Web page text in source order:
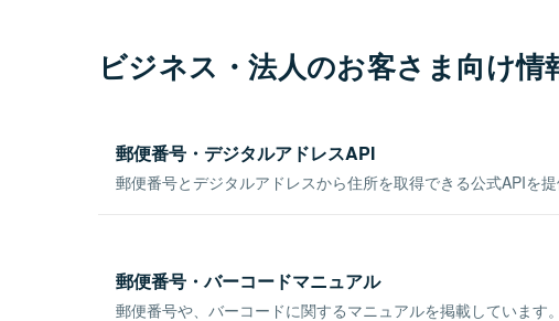
ビジネス・法人のお客さま向け情
郵便番号・デジタルアドレスAPI
郵便番号とデジタルアドレスから住所を取得できる公式APIを提
郵便番号・バーコードマニュアル
郵便番号や、バーコードに関するマニュアルを掲載しています。